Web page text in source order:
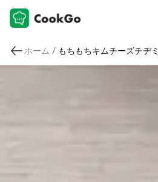
ホーム / もちもちキムチーズチヂミ